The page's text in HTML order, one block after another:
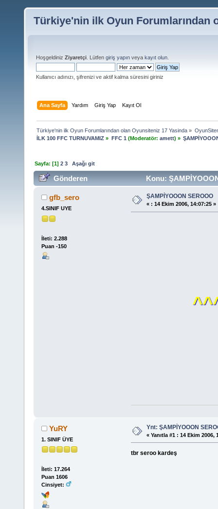
Türkiye'nin ilk Oyun Forumlarından
Hoşgeldiniz Ziyaretçi . Lütfen giriş yapın veya kayıt olun
Kullanıcı adınızı, şifrenizi ve aktif kalma süresini giriniz
Ana Sayfa Yardım Giriş Yap Kayıt Ol
Türkiye'nin ilk Oyun Forumlarından olan Oyunsiteniz 17 Yasinda »
İLK 100 FFC TURNUVAMIZ » FFC 1 (Moderatör: amett) »
Sayfa: [1]2 3 Aşağı git
Gönderen Konu:
gfb_sero
4.SINIF UYE
İleti: 2.288
Puan -150
ŞAMPİYOOON SEROOO
« : 14 Ekim 2006, 14:07:25 »
YuRY
1. SINIF ÜYE
İleti: 17.264
Puan 1606
Cinsiyet:
Ynt: ŞAMPİYOOON
« Yanıtla #1 : 14 Ekim 2006,
tbr seroo kardeş